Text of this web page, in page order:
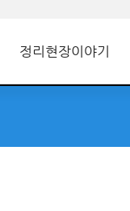
정리현장이야기